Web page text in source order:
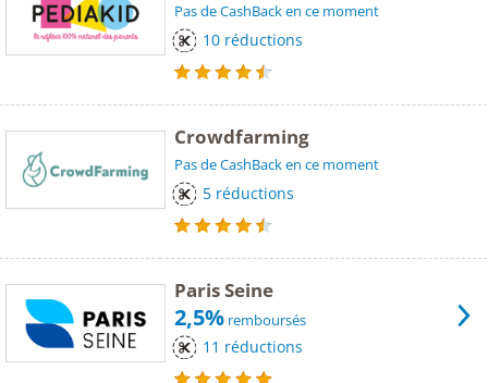
Pas de CashBack en ce moment
10 réductions
Crowdfarming
Pas de CashBack en ce moment
5 réductions
Paris Seine
2,5% remboursés
11 réductions